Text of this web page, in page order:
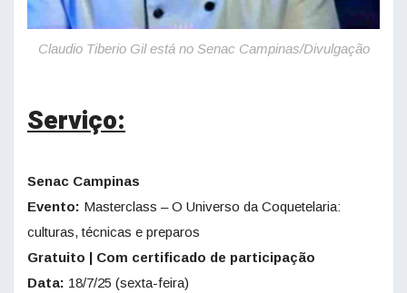
Claudio Tiberio Gil está no Senac Campinas/Divulgação
Serviço:
Senac Campinas
Evento: Masterclass – O Universo da Coquetelaria:
culturas, técnicas e preparos
Gratuito | Com certificado de participação
Data: 18/7/25 (sexta-feira)